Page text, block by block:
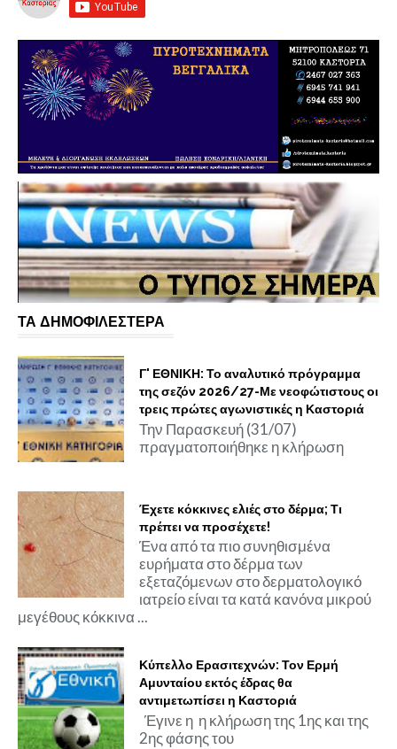
ΤΑ ΔΗΜΟΦΙΛΕΣΤΕΡΑ
Γ' ΕΘΝΙΚΗ: Το αναλυτικό πρόγραμμα
της σεζόν 2026/27-Με νεοφώτιστους οι
τρεις πρώτες αγωνιστικές η Καστοριά
Την Παρασκευή (31/07)
πραγματοποιήθηκε η κλήρωση
Έχετε κόκκινες ελιές στο δέρμα; Τι
πρέπει να προσέχετε!
Ένα από τα πιο συνηθισμένα
ευρήματα στο δέρμα των
εξεταζόμενων στο δερματολογικό
ιατρείο είναι τα κατά κανόνα μικρού
μεγέθους κόκκινα ...
Κύπελλο Ερασιτεχνών: Τον Ερμή
Αμυνταίου εκτός έδρας θα
αντιμετωπίσει η Καστοριά
Έγινε η η κλήρωση της 1ης και της
2ης φάσης του